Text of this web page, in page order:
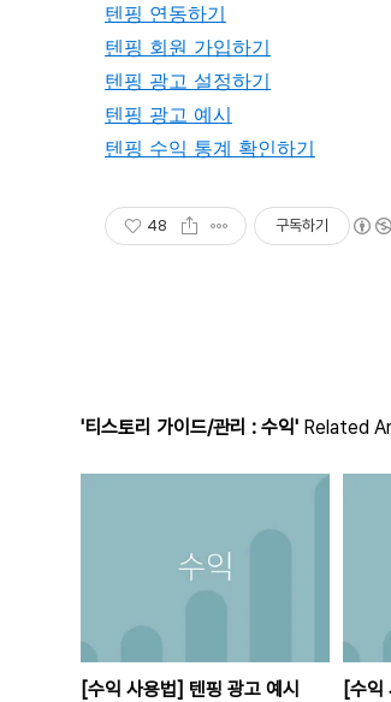
텐핑 연동하기
텐핑 회원 가입하기
텐핑 광고 설정하기
텐핑 광고 예시
텐핑 수익 통계 확인하기
48 구독하기
'티스토리 가이드/관리 : 수익' Related
[수익 사용법] 텐핑 광고 예시
[수익